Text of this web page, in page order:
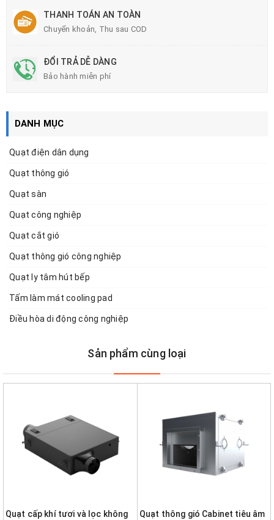
THANH TOÁN AN TOÀN
Chuyển khoản, Thu sau COD
ĐỔI TRẢ DỄ DÀNG
Bảo hành miễn phí
DANH MỤC
Quạt điện dân dụng
Quạt thông gió
Quạt sàn
Quạt công nghiệp
Quạt cắt gió
Quạt thông gió công nghiệp
Quạt ly tâm hút bếp
Tấm làm mát cooling pad
Điều hòa di động công nghiệp
Sản phẩm cùng loại
Quạt cấp khí tươi và lọc không
Quạt thông gió Cabinet tiêu âm